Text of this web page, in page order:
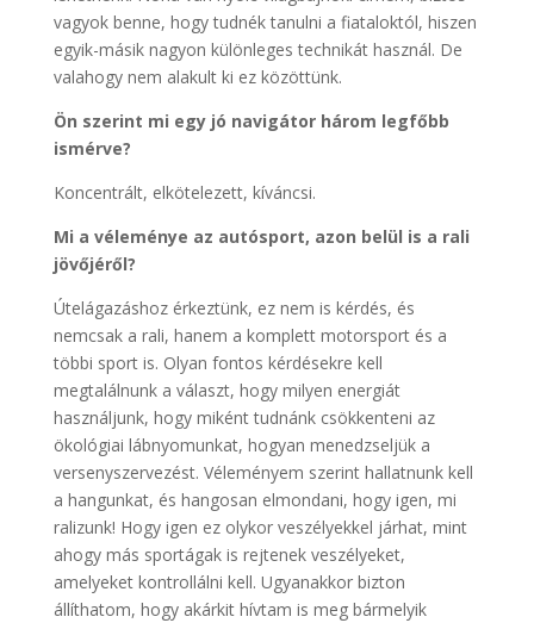
vagyok benne, hogy tudnék tanulni a fiataloktól, hiszen
egyik-másik nagyon különleges technikát használ. De
valahogy nem alakult ki ez közöttünk.
Ön szerint mi egy jó navigátor három legfőbb
ismérve?
Koncentrált, elkötelezett, kíváncsi.
Mi a véleménye az autósport, azon belül is a rali
jövőjéről?
Útelágazáshoz érkeztünk, ez nem is kérdés, és
nemcsak a rali, hanem a komplett motorsport és a
többi sport is. Olyan fontos kérdésekre kell
megtalálnunk a választ, hogy milyen energiát
használjunk, hogy miként tudnánk csökkenteni az
ökológiai lábnyomunkat, hogyan menedzseljük a
versenyszervezést. Véleményem szerint hallatnunk kell
a hangunkat, és hangosan elmondani, hogy igen, mi
ralizunk! Hogy igen ez olykor veszélyekkel járhat, mint
ahogy más sportágak is rejtenek veszélyeket,
amelyeket kontrollálni kell. Ugyanakkor bizton
állíthatom, hogy akárkit hívtam is meg bármelyik